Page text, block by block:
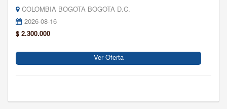
COLOMBIA BOGOTA BOGOTA D.C.
2026-08-16
$ 2.300.000
Ver Oferta